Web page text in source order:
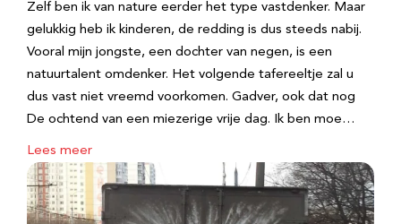
Zelf ben ik van nature eerder het type vastdenker. Maar
gelukkig heb ik kinderen, de redding is dus steeds nabij.
Vooral mijn jongste, een dochter van negen, is een
natuurtalent omdenker. Het volgende tafereeltje zal u
dus vast niet vreemd voorkomen. Gadver, ook dat nog
De ochtend van een miezerige vrije dag. Ik ben moe…
Lees meer